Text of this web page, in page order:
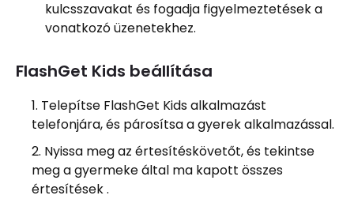
kulcsszavakat és fogadja figyelmeztetések a
vonatkozó üzenetekhez.
FlashGet Kids beállítása
Telepítse FlashGet Kids alkalmazást
telefonjára, és párosítsa a gyerek alkalmazással.
Nyissa meg az értesítéskövetőt, és tekintse
meg a gyermeke által ma kapott összes
értesítések .